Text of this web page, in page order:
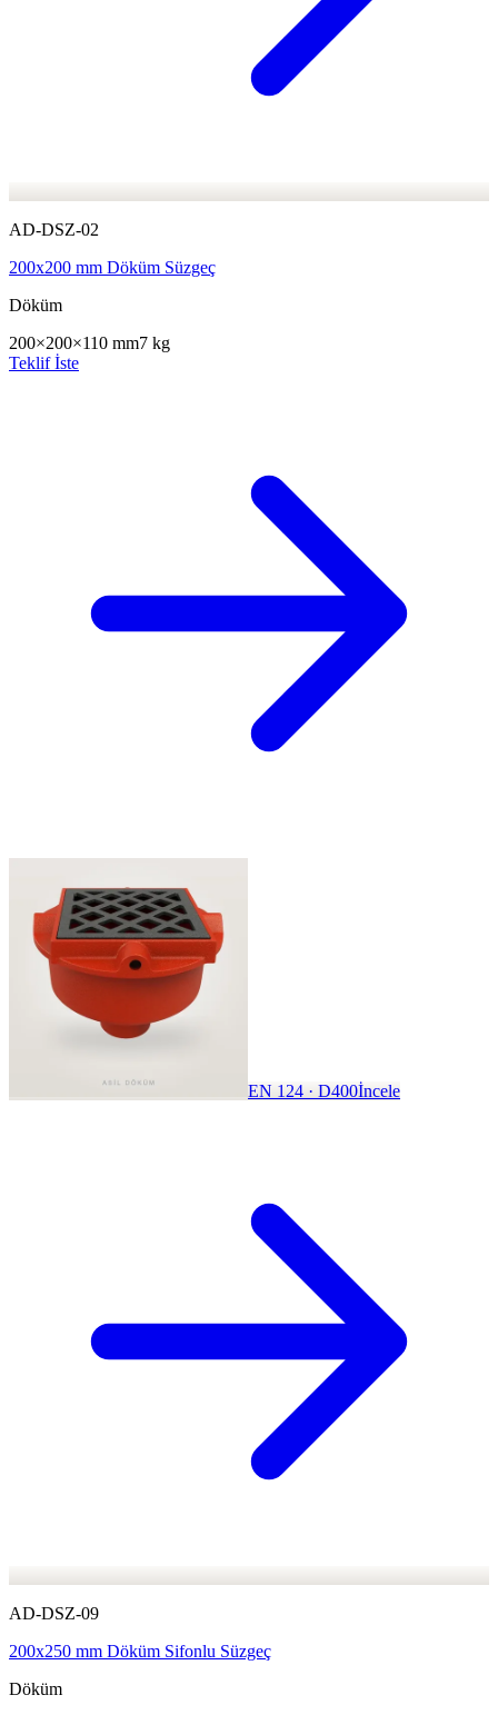
AD-DSZ-02
200x200 mm Döküm Süzgeç
Döküm
200×200×110 mm7 kg
Teklif İste
EN 124 · D400İncele
AD-DSZ-09
200x250 mm Döküm Sifonlu Süzgeç
Döküm